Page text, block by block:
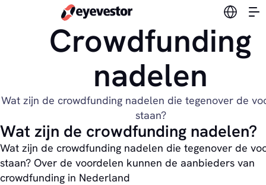
Crowdfunding
nadelen
Wat zijn de crowdfunding nadelen die tegenover de
staan?
Wat zijn de crowdfunding nadelen?
Wat zijn de crowdfunding nadelen die tegenover de
staan? Over de voordelen kunnen de aanbieders van
crowdfunding in Nederland